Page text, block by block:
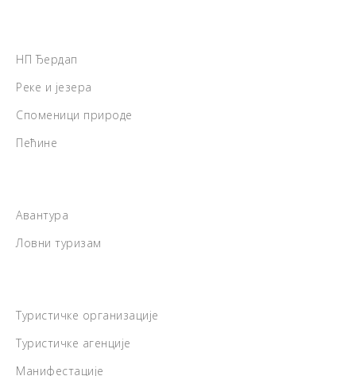
НП Ђердап
Реке и језера
Споменици природе
Пећине
Авантура
Ловни туризам
Туристичке организације
Туристичке агенције
Манифестације